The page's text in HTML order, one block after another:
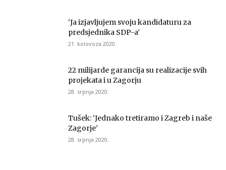
‘Ja izjavljujem svoju kandidaturu za
predsjednika SDP-a’
21. kolovoza 2020.
22 milijarde garancija su realizacije svih
projekata i u Zagorju
28. srpnja 2020.
Tušek: ‘Jednako tretiramo i Zagreb i naše
Zagorje’
28. srpnja 2020.